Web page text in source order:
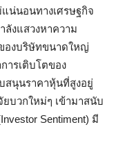
แน่นอนทางเศรษฐกิจ
ลังแสวงหาความ
องบริษัทขนาดใหญ่
ารเติบโตของ
สนุนราคาหุ้นที่สูงอยู่
บวกใหม่ๆ เข้ามาสนับ
Sentiment) มี